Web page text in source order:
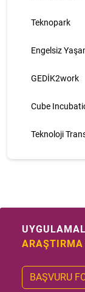
Teknopark
Engelsiz
GEDİK2work
Cube
Teknoloji
ARAŞTIRMA
BAŞVURU